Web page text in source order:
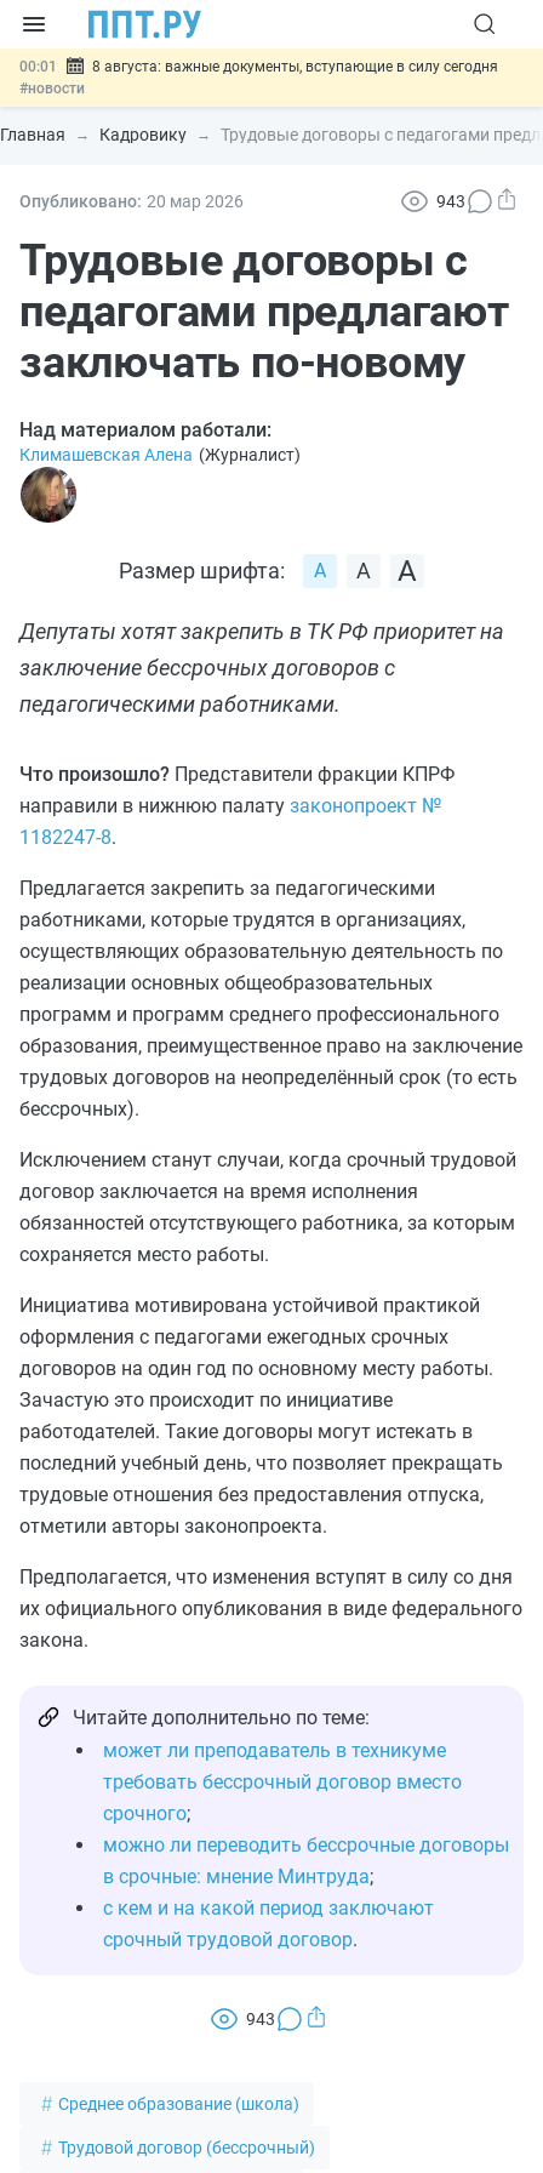
00:01
8 августа: важные документы, вступающие в силу сегодня
#новости
07.08 Подписан закон о блокировке продажи опасных товаров через
«Честный знак»#новости
07.08 Госпошлину за устранение ошибок в документах предлагают
07.08
отношений#новости
Главная Кадровику Трудовые договоры с педагогами
Опубликовано: 20 мар 2026 943
Трудовые договоры с
педагогами предлагают
заключать по-новому
Над материалом работали:
Климашевская Алена (Журналист)
Размер шрифта:
Депутаты хотят закрепить в ТК РФ приоритет на
заключение бессрочных договоров с
педагогическими работниками.
Что произошло? Представители фракции КПРФ
направили в нижнюю палату законопроект №
1182247-8.
Предлагается закрепить за педагогическими
работниками, которые трудятся в организациях,
осуществляющих образовательную деятельность по
реализации основных общеобразовательных
программ и программ среднего профессионального
образования, преимущественное право на заключение
трудовых договоров на неопределённый срок (то есть
бессрочных).
Исключением станут случаи, когда срочный трудовой
договор заключается на время исполнения
обязанностей отсутствующего работника, за которым
сохраняется место работы.
Инициатива мотивирована устойчивой практикой
оформления с педагогами ежегодных срочных
договоров на один год по основному месту работы.
Зачастую это происходит по инициативе
работодателей. Такие договоры могут истекать в
последний учебный день, что позволяет прекращать
трудовые отношения без предоставления отпуска,
отметили авторы законопроекта.
Предполагается, что изменения вступят в силу со дня
их официального опубликования в виде федерального
закона.
Читайте дополнительно по теме:
может ли преподаватель в техникуме
требовать бессрочный договор вместо
срочного;
можно ли переводить бессрочные договоры
в срочные: мнение Минтруда;
с кем и на какой период заключают
срочный трудовой договор.
943
Среднее образование (школа)
Трудовой договор (бессрочный)